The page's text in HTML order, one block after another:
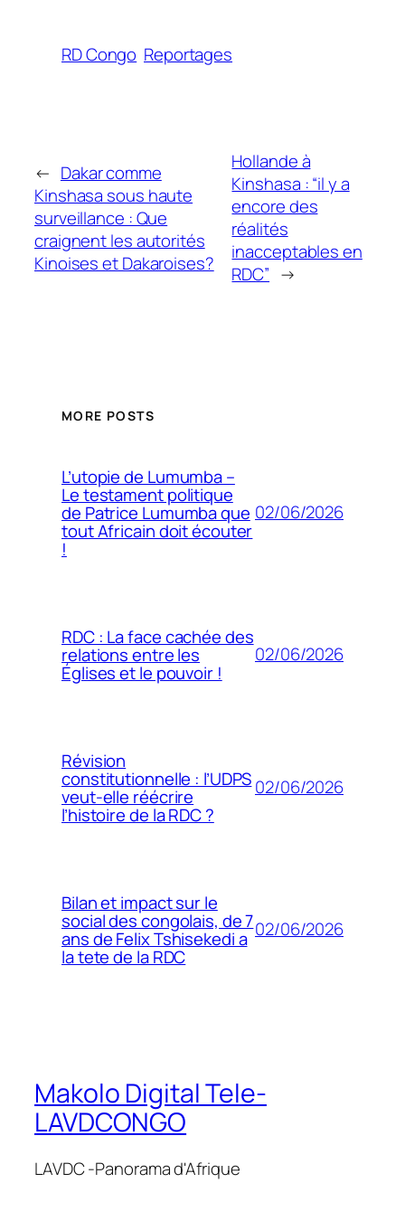
RD Congo Reportages
← Dakar comme
Kinshasa sous haute
surveillance : Que
craignent les autorités
Kinoises et Dakaroises?
Hollande à
Kinshasa : “il y a
encore des
réalités
inacceptables en
RDC” →
MORE POSTS
L’utopie de Lumumba –
Le testament politique
de Patrice Lumumba que
tout Africain doit écouter
!
02/06/2026
RDC : La face cachée des
relations entre les
Églises et le pouvoir !
02/06/2026
Révision
constitutionnelle : l’UDPS
veut-elle réécrire
l’histoire de la RDC ?
02/06/2026
Bilan et impact sur le
social des congolais, de 7
ans de Felix Tshisekedi a
la tete de la RDC
02/06/2026
Makolo Digital Tele-
LAVDCONGO
LAVDC -Panorama d'Afrique